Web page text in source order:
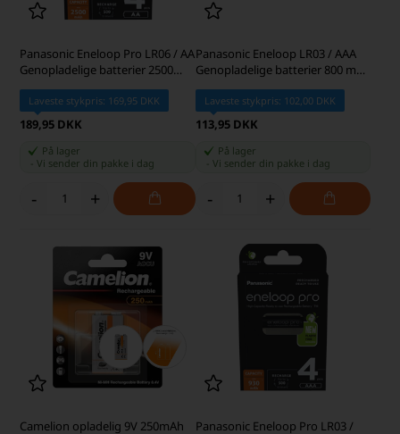
Panasonic Eneloop Pro LR06 / AA
Genopladelige batterier 2500
mAh BK-3HCDE/4BE
Laveste stykpris: 169,95 DKK
189,95 DKK
På lager
-Vi sender din pakke i dag
- +
Panasonic Eneloop LR03 / AAA
Genopladelige batterier 800 mAh
BK-4MCDE/4BE
Laveste stykpris: 102,00 DKK
113,95 DKK
På lager
Vi sender din pakke i dag
- +
Camelion opladelig 9V 250mAh
Panasonic Eneloop Pro LR03 /